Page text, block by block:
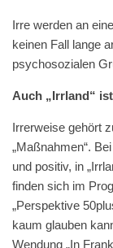
Irre werden an
keinen Fall lange
psychosozialen
Auch „Irrland“
Irrerweise gehört
„Maßnahmen“.
und positiv, in
finden sich im
„Perspektive
kaum glauben
Wendung „In